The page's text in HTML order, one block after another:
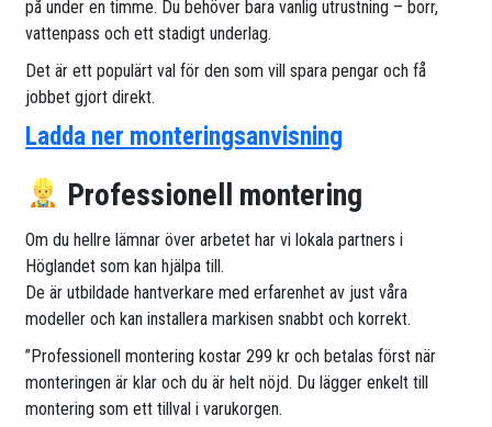
på under en timme. Du behöver bara vanlig utrustning – borr,
vattenpass och ett stadigt underlag.
Det är ett populärt val för den som vill spara pengar och få
jobbet gjort direkt.
Ladda ner monteringsanvisning
Professionell montering
Om du hellre lämnar över arbetet har vi lokala partners i
Höglandet som kan hjälpa till.
De är utbildade hantverkare med erfarenhet av just våra
modeller och kan installera markisen snabbt och korrekt.
”Professionell montering kostar 299 kr och betalas först när
monteringen är klar och du är helt nöjd. Du lägger enkelt till
montering som ett tillval i varukorgen.